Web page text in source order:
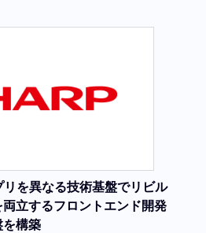
を異なる技術基盤でリビル
立するフロントエンド開発
構築